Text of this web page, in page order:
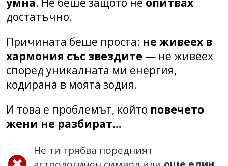
достатъчно.
Причината беше проста: не живеех в
хармония със звездите — не живеех
според уникалната ми енергия,
кодирана в моята зодия.
И това е проблемът, който повечето
жени не разбират…
Не ти трябва поредният